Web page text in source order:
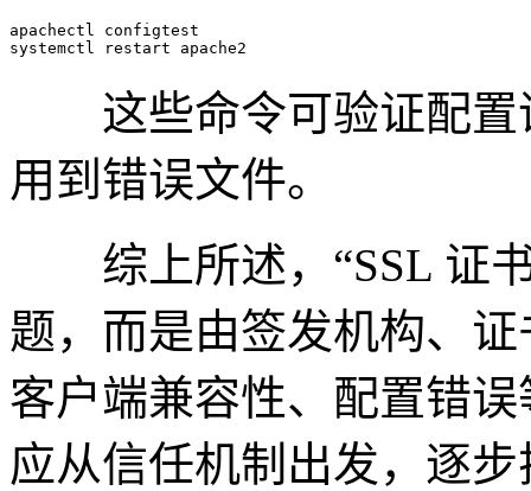
apachectl configtest
这些命令可验证配置
用到错误文件。
综上所述，“SSL 证书
题，而是由签发机构、
客户端兼容性、配置错
应从信任机制出发，逐